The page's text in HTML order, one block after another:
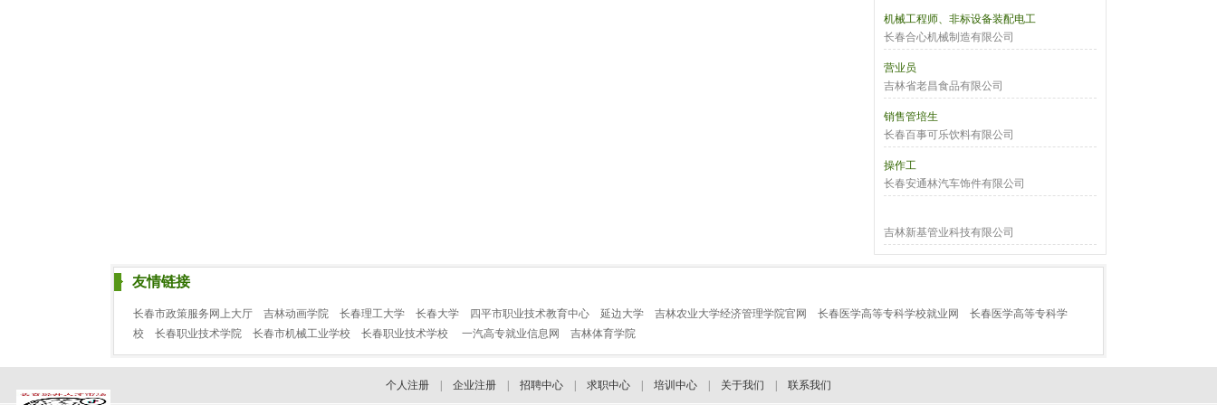
机械工程师、非标设备装配电工
长春合心机械制造有限公司
营业员
吉林省老昌食品有限公司
销售管培生
长春百事可乐饮料有限公司
操作工
长春安通林汽车饰件有限公司
吉林新基管业科技有限公司
友情链接
长春市政策服务网上大厅 吉林动画学院 长春理工大学 长春大学 四平市职业技术教育中心 延边大学 吉林农业大学经济管理学院官网 长春医学高等专科学校就业网
长春医学高等专科学
校
长春职业技术学院 长春市机械工业学校 长春职业技术学校 一汽高专就业信息网 吉林体育学院
个人注册 企业注册 招聘中心 求职中心 培训中心 关于我们 联系我们